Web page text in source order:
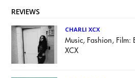
REVIEWS
CHARLI XCX
Music, Fashion, Film:
XCX